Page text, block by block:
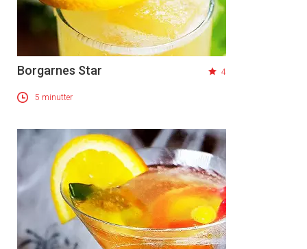
Borgarnes Star 4
5 minutter